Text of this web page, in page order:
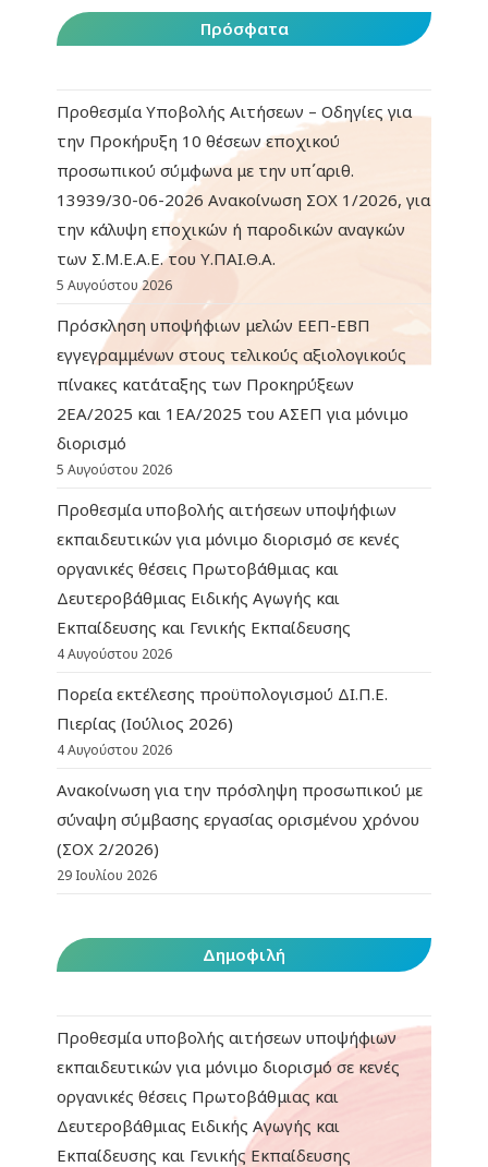
Πρόσφατα
Προθεσμία Υποβολής Αιτήσεων – Οδηγίες για
την Προκήρυξη 10 θέσεων εποχικού
προσωπικού σύμφωνα με την υπ΄αριθ.
13939/30-06-2026 Ανακοίνωση ΣΟΧ 1/2026, για
την κάλυψη εποχικών ή παροδικών αναγκών
των Σ.Μ.Ε.Α.Ε. του Υ.ΠΑΙ.Θ.Α.
5 Αυγούστου 2026
Πρόσκληση υποψήφιων μελών ΕΕΠ-ΕΒΠ
εγγεγραμμένων στους τελικούς αξιολογικούς
πίνακες κατάταξης των Προκηρύξεων
2ΕΑ/2025 και 1ΕΑ/2025 του ΑΣΕΠ για μόνιμο
διορισμό
5 Αυγούστου 2026
Προθεσμία υποβολής αιτήσεων υποψήφιων
εκπαιδευτικών για μόνιμο διορισμό σε κενές
οργανικές θέσεις Πρωτοβάθμιας και
Δευτεροβάθμιας Ειδικής Αγωγής και
Εκπαίδευσης και Γενικής Εκπαίδευσης
4 Αυγούστου 2026
Πορεία εκτέλεσης προϋπολογισμού ΔΙ.Π.Ε.
Πιερίας (Ιούλιος 2026)
4 Αυγούστου 2026
Ανακοίνωση για την πρόσληψη προσωπικού με
σύναψη σύμβασης εργασίας ορισμένου χρόνου
(ΣΟΧ 2/2026)
29 Ιουλίου 2026
Δημοφιλή
Προθεσμία υποβολής αιτήσεων υποψήφιων
εκπαιδευτικών για μόνιμο διορισμό σε κενές
οργανικές θέσεις Πρωτοβάθμιας και
Δευτεροβάθμιας Ειδικής Αγωγής και
Εκπαίδευσης και Γενικής Εκπαίδευσης